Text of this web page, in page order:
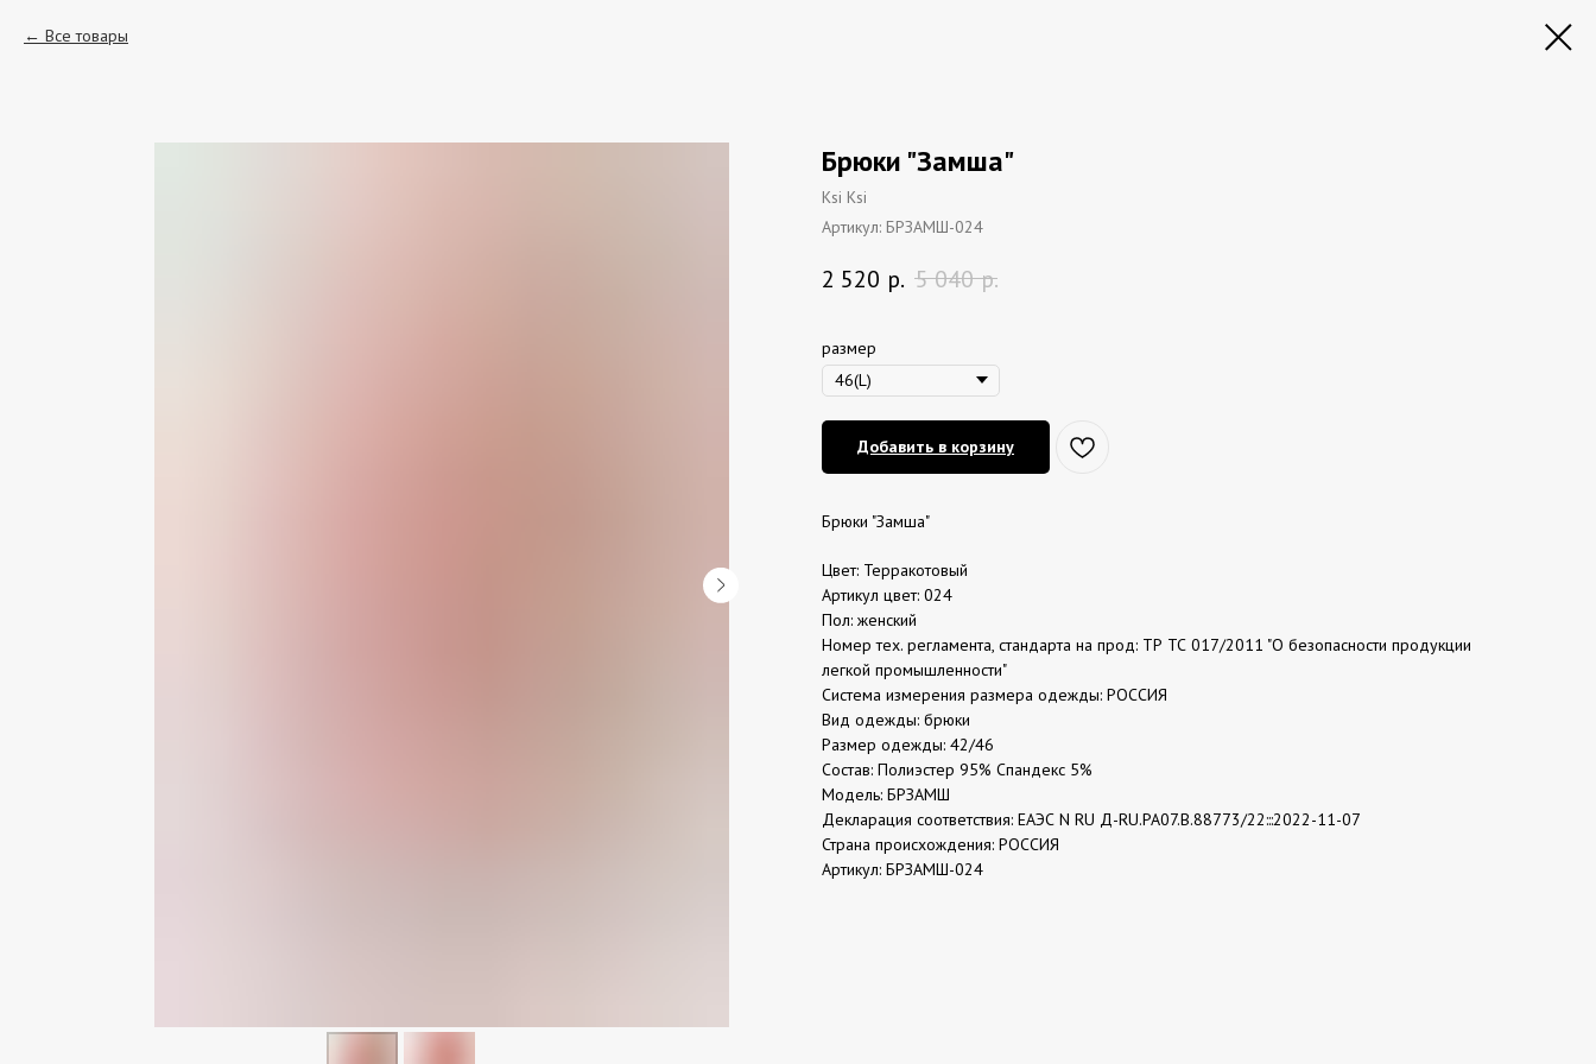
Все товары
Брюки "Замша"
Ksi Ksi
Артикул: БРЗАМШ-024
2 520 р. 5 040 р.
размер
Добавить в корзину
Брюки "Замша"
Цвет: Терракотовый
Артикул цвет: 024
Пол: женский
Номер тех. регламента, стандарта на прод: ТР ТС 017/2011 "О безопасности продукции
легкой промышленности"
Система измерения размера одежды: РОССИЯ
Вид одежды: брюки
Размер одежды: 42/46
Состав: Полиэстер 95% Спандекс 5%
Модель: БРЗАМШ
Декларация соответствия: ЕАЭС N RU Д-RU.РА07.В.88773/22:::2022-11-07
Страна происхождения: РОССИЯ
Артикул: БРЗАМШ-024